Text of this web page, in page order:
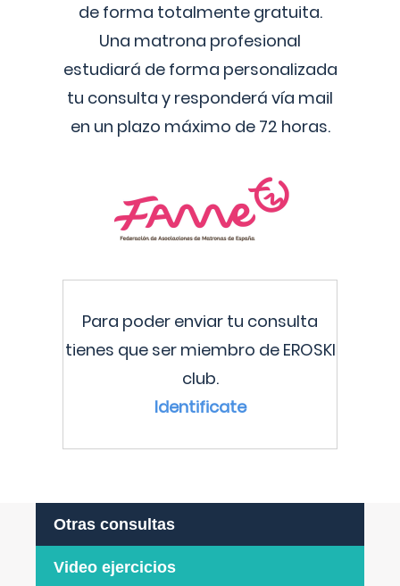
de forma totalmente gratuita.
Una matrona profesional
estudiará de forma personalizada
tu consulta y responderá vía mail
en un plazo máximo de 72 horas.
Para poder enviar tu consulta
tienes que ser miembro de EROSKI
club.
Identificate
Otras consultas
Video ejercicios